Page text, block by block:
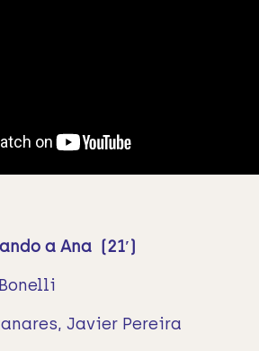
a Ana (21′)
Javier Pereira